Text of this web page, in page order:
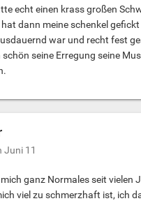
echt einen krass großen
dann meine schenkel
war und recht fest
seine Erregung seine
Juni 11
ganz Normales seit vielen
viel zu schmerzhaft ist, ich